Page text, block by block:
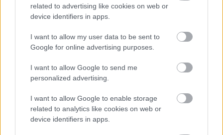
related to advertising like cookies on web or
device identifiers in apps.
I want to allow my user data to be sent to
Google for online advertising purposes.
I want to allow Google to send me
personalized advertising.
I want to allow Google to enable storage
related to analytics like cookies on web or
device identifiers in apps.
Aktuális kiállításaink